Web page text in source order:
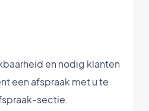
en nodig klanten
een afspraak met u te
sectie.